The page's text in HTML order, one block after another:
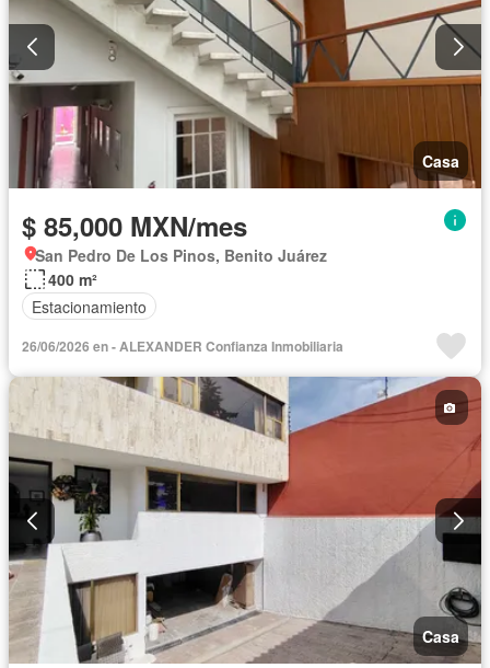
Casa
$ 85,000 MXN/mes
San Pedro De Los Pinos, Benito Juárez
400 m²
Estacionamiento
26/06/2026 en - ALEXANDER Confianza Inmobiliaria
Casa